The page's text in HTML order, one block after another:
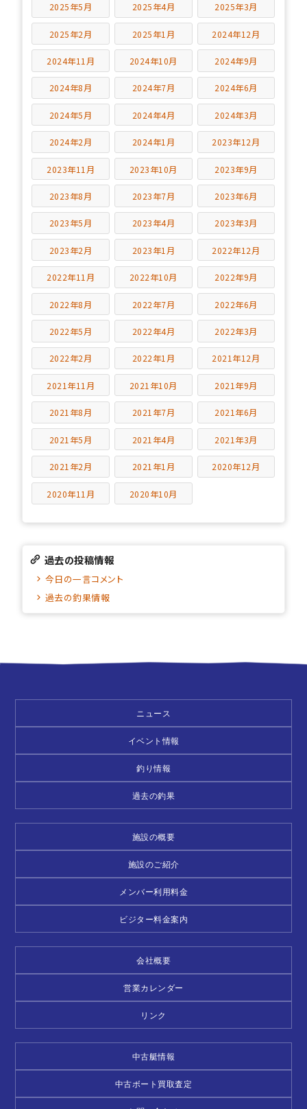
2025年5月 2025年4月 2025年3月
2025年2月 2025年1月 2024年12月
2024年11月 2024年10月 2024年9月
2024年8月 2024年7月 2024年6月
2024年5月 2024年4月 2024年3月
2024年2月 2024年1月 2023年12月
2023年11月 2023年10月 2023年9月
2023年8月 2023年7月 2023年6月
2023年5月 2023年4月 2023年3月
2023年2月 2023年1月 2022年12月
2022年11月 2022年10月 2022年9月
2022年8月 2022年7月 2022年6月
2022年5月 2022年4月 2022年3月
2022年2月 2022年1月 2021年12月
2021年11月 2021年10月 2021年9月
2021年8月 2021年7月 2021年6月
2021年5月 2021年4月 2021年3月
2021年2月 2021年1月 2020年12月
2020年11月 2020年10月
過去の投稿情報
今日の一言コメント
過去の釣果情報
ニュース
イベント情報
釣り情報
過去の釣果
施設の概要
施設のご紹介
メンバー利用料金
ビジター料金案内
会社概要
営業カレンダー
リンク
中古艇情報
中古ボート買取査定